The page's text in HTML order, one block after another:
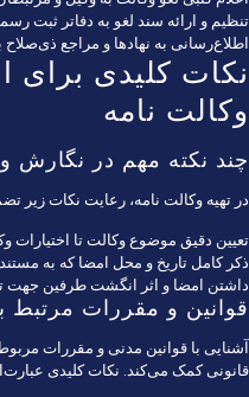
تنظیم و ارائه سند لغو به دفاتر ثبت
اطلاع‌رسانی به نهادها و مراجع
نکات کلیدی برای
وکالت نامه
چند نکته مهم در نگارش
در تهیه وکالت نامه، رعایت نکات زیر
تعیین دقیق موضوع وکالت تا اختیارات
ذکر کامل تاریخ و محل امضا که به
داشتن امضا و اثر انگشت طرفین جهت
قوانین و مقررات مرتبط
آشنایی با قوانین مدنی و مقررات
قانونی کمک می‌کند. نکات کلیدی